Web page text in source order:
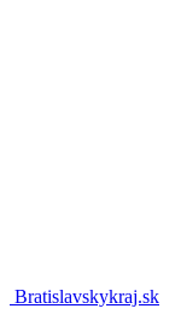
Bratislavskykraj.sk